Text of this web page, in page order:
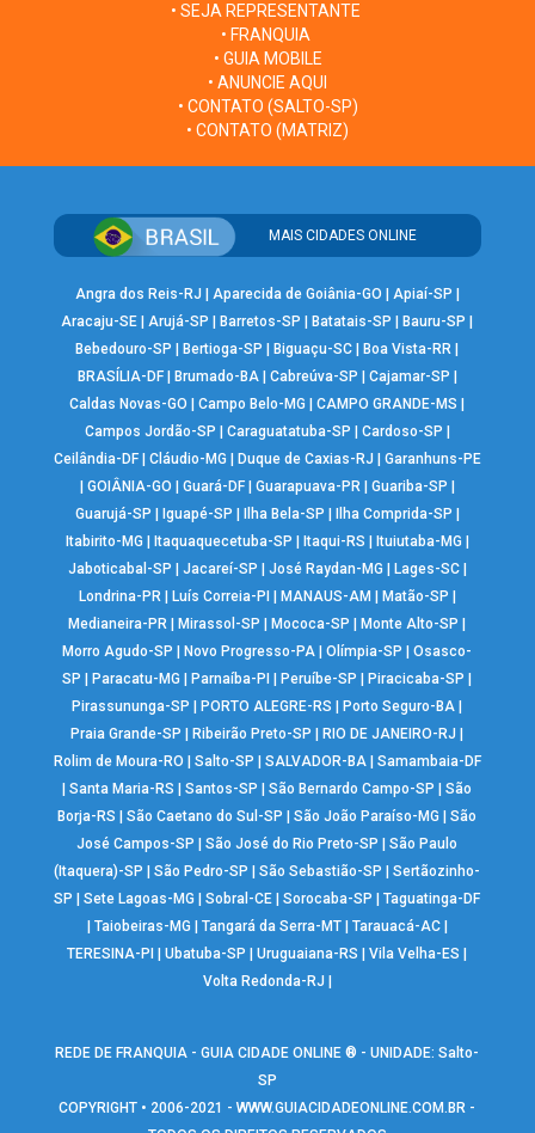
• SEJA REPRESENTANTE
• FRANQUIA
• GUIA MOBILE
• ANUNCIE AQUI
• CONTATO (SALTO-SP)
• CONTATO (MATRIZ)
MAIS CIDADES ONLINE
Angra dos Reis-RJ | Aparecida de Goiânia-GO | Apiaí-SP |
Aracaju-SE | Arujá-SP |Barretos-SP |Batatais-SP |Bauru-SP |
Bebedouro-SP |Bertioga-SP |Biguaçu-SC |Boa Vista-RR |
BRASÍLIA-DF| Brumado-BA| Cabreúva-SP | Cajamar-SP |
Caldas Novas-GO |Campo Belo-MG |CAMPO GRANDE-MS |
Campos Jordão-SP | Caraguatatuba-SP | Cardoso-SP |
Ceilândia-DF| Cláudio-MG | Duque de Caxias-RJ | Garanhuns-PE
| GOIÂNIA-GO | Guará-DF| Guarapuava-PR | Guariba-SP |
Guarujá-SP | Iguapé-SP | Ilha Bela-SP | Ilha Comprida-SP |
Itabirito-MG | Itaquaquecetuba-SP | Itaqui-RS | Ituiutaba-MG |
Jaboticabal-SP | Jacareí-SP | José Raydan-MG | Lages-SC|
Londrina-PR | Luís Correia-PI | MANAUS-AM | Matão-SP |
Medianeira-PR |Mirassol-SP |Mococa-SP |Monte Alto-SP |
Morro Agudo-SP |Novo Progresso-PA |Olímpia-SP |Osasco-
SP |Paracatu-MG |Parnaíba-PI |Peruíbe-SP |Piracicaba-SP |
Pirassununga-SP |PORTO ALEGRE-RS |Porto Seguro-BA |
Praia Grande-SP |Ribeirão Preto-SP |RIO DE JANEIRO-RJ |
Rolim de Moura-RO | Salto-SP | SALVADOR-BA| Samambaia-DF
|Santa Maria-RS |Santos-SP |São Bernardo Campo-SP |São
Borja-RS |São Caetano do Sul-SP |São João Paraíso-MG |São
José Campos-SP |São José do Rio Preto-SP |São Paulo
(Itaquera)-SP |São Pedro-SP |São Sebastião-SP |Sertãozinho-
SP |Sete Lagoas-MG |Sobral-CE |Sorocaba-SP |Taguatinga-DF
| Taiobeiras-MG | Tangará da Serra-MT| Tarauacá-AC|
TERESINA-PI |Ubatuba-SP |Uruguaiana-RS |Vila Velha-ES |
Volta Redonda-RJ |
REDE DE FRANQUIA - GUIA CIDADE ONLINE ® - UNIDADE: Salto-
SP
COPYRIGHT • 2006-2021 -WWW.GUIACIDADEONLINE.COM.BR -